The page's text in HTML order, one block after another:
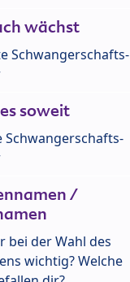
wächst
Schwangerschafts-
soweit
Schwangerschafts-
/
bei der Wahl des
wichtig? Welche